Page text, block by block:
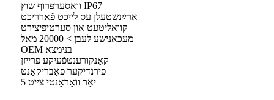
וואַסערפּרוף שוץ IP67
אַרײַנשטעלן עס לייכט פֿאַרריכט
קוואַליטעט און סערטיפיצירט
מעכאנישע לעבן > 20000 מאל
OEM בנימצא
קאָנקורענטפֿעיִקע פּרייזן
פירנדיקער פאַבריקאַנט
5 יאָר וואָראַנטי צייט